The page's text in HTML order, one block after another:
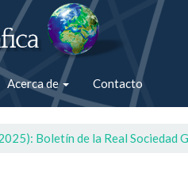
Acerca de Contacto
Boletín de la Real Sociedad